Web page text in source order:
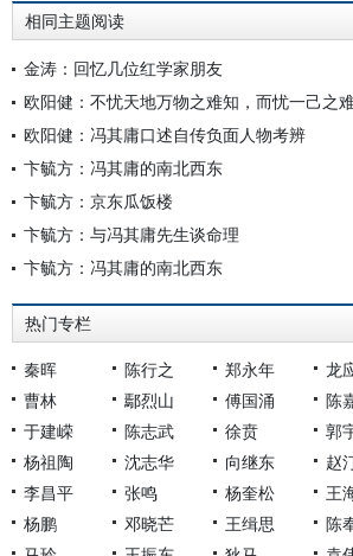
相同主题阅读
金涛：回忆几位红学家朋友
欧阳健：不忧天地万物之难知，而忧一己之
欧阳健：冯其庸口述自传负面人物考辨
卞毓方：冯其庸的南北西东
卞毓方：京东瓜饭楼
卞毓方：与冯其庸先生谈命理
卞毓方：冯其庸的南北西东
热门专栏
秦晖 陈行之 郑永年 龙
曹林
鄢烈山 傅国涌 陈
于建嵘
陈志武 徐贲 郭
杨祖陶
沈志华 向继东 赵
李昌平
张鸣 杨奎松 王
杨鹏
邓晓芒 王缉思 陈